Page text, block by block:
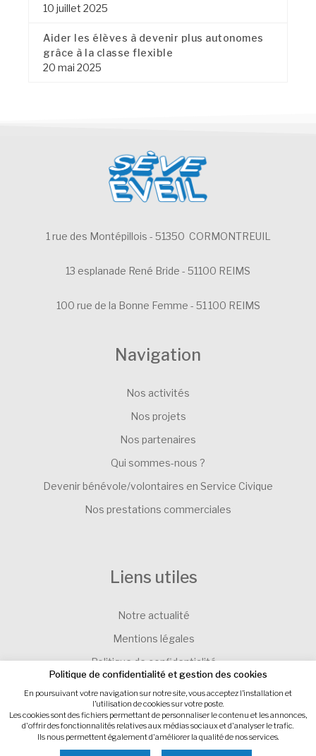
10 juillet 2025
Aider les élèves à devenir plus autonomes
grâce à la classe flexible
20 mai 2025
1 rue des Montépillois - 51350 CORMONTREUIL
13 esplanade René Bride - 51100 REIMS
100 rue de la Bonne Femme - 51 100 REIMS
Navigation
Nos activités
Nos projets
Nos partenaires
Qui sommes-nous ?
Devenir bénévole/volontaires en Service Civique
Nos prestations commerciales
Liens utiles
Notre actualité
Mentions légales
Politique de confidentialité
Gestion des cookies
Site internet : IMPAAKT
Politique de confidentialité et gestion des cookies
En poursuivant votre navigation sur notre site, vous acceptez l’installation et
l’utilisation de cookies sur votre poste.
Les cookies sont des fichiers permettant de personnaliser le contenu et les annonces,
d'offrir des fonctionnalités relatives aux médias sociaux et d'analyser le trafic.
Ils nous permettent également d'améliorer la qualité de nos services.